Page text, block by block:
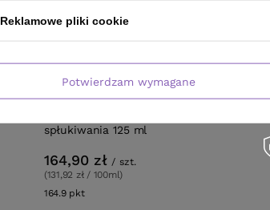
Pianka Davines OI Souffle pogrubiająca z
efektem termoochronnym do stylizacji
spłukiwania 125 ml
164,90 zł / szt.
(131,92 zł / 100ml)
164.9 pktpunktów
Reklamowe pliki cookie
Potwierdzam wymagane